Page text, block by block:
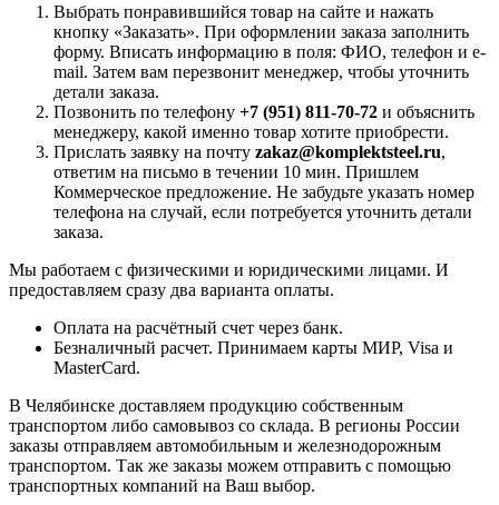
Выбрать понравившийся товар на сайте и нажать
кнопку «Заказать». При оформлении заказа заполнить
форму. Вписать информацию в поля: ФИО, телефон и e-
mail. Затем вам перезвонит менеджер, чтобы уточнить
детали заказа.
Позвонить по телефону +7 (951) 811-70-72 и объяснить
менеджеру, какой именно товар хотите приобрести.
Прислать заявку на почту zakaz@komplektsteel.ru,
ответим на письмо в течении 10 мин. Пришлем
Коммерческое предложение. Не забудьте указать номер
телефона на случай, если потребуется уточнить детали
заказа.
Мы работаем с физическими и юридическими лицами. И
предоставляем сразу два варианта оплаты.
Оплата на расчётный счет через банк.
Безналичный расчет. Принимаем карты МИР, Visa и
MasterCard.
В Челябинске доставляем продукцию собственным
транспортом либо самовывоз со склада. В регионы России
заказы отправляем автомобильным и железнодорожным
транспортом. Так же заказы можем отправить с помощью
транспортных компаний на Ваш выбор.